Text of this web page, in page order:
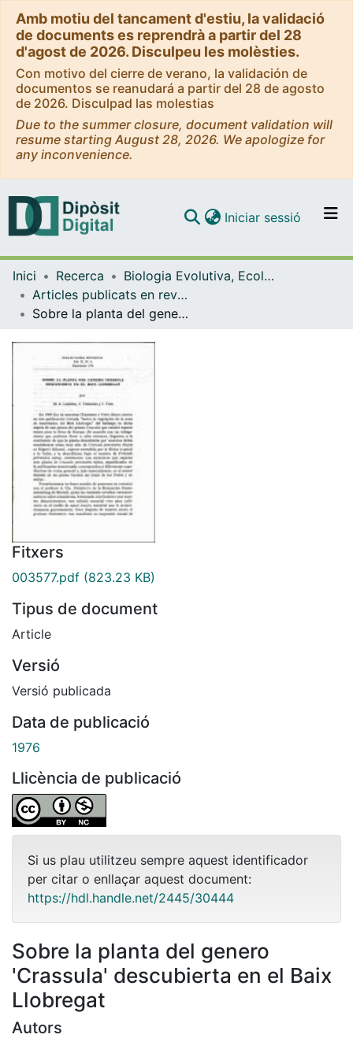
Amb motiu del tancament d'estiu, la validació
de documents es reprendrà a partir del 28
d'agost de 2026. Disculpeu les molèsties.
Con motivo del cierre de verano, la validación de
documentos se reanudará a partir del 28 de agosto
de 2026. Disculpad las molestias
Due to the summer closure, document validation will
resume starting August 28, 2026. We apologize for
any inconvenience.
Navega per tot el DD
Iniciar sessió (current)
Inici Recerca
Biologia Evolutiva, Ecologia i Ciències Ambientals
Articles publicats en revistes (Biologia Evolutiva, Ecologia i Ciències Ambientals)
Sobre la planta del genero 'Crassula' descubierta en el Baix Llobregat
Fitxers
003577.pdf (823.23 KB)
Tipus de document
Article
Versió
Versió publicada
Data de publicació
1976
Llicència de publicació
Si us plau utilitzeu sempre aquest identificador
per citar o enllaçar aquest document:
https://hdl.handle.net/2445/30444
Sobre la planta del genero
'Crassula' descubierta en el Baix
Llobregat
Autors